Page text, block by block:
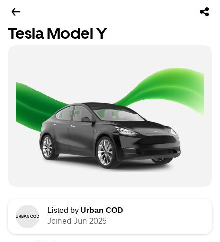
Tesla Model Y
Listed by Urban COD
Joined Jun 2025